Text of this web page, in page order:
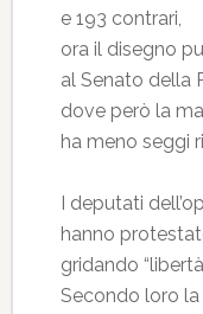
e 193 contrari,
ora il disegno
al Senato della
dove però la
ha meno seggi
I deputati
hanno
gridando
Secondo loro